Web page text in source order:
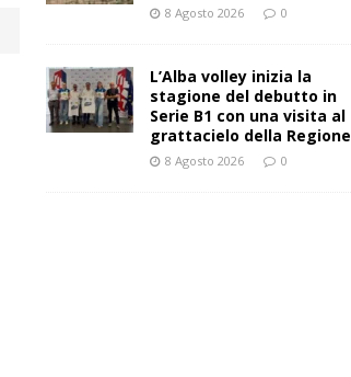
8 Agosto 2026 0
L’Alba volley inizia la
stagione del debutto in
Serie B1 con una visita al
grattacielo della Regione
8 Agosto 2026 0